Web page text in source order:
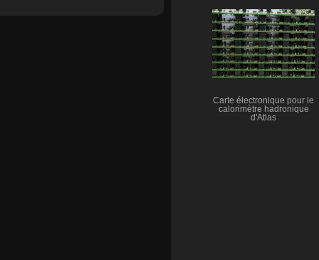
Carte électronique pour le
calorimètre hadronique
d'Atlas